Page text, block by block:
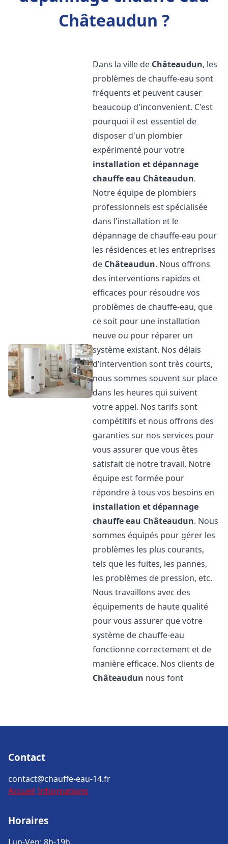
Châteaudun ?
Dans la ville de Châteaudun, les
problèmes de chauffe-eau sont
fréquents et peuvent causer
beaucoup d'inconvenient. C'est
pourquoi il est essentiel de
disposer d'un plombier
expérimenté pour votre
installation et dépannage
chauffe eau Châteaudun.
Notre équipe de plombiers
professionnels est spécialisée
dans l'installation et le
dépannage de chauffe-eau pour
les résidences et les entreprises
de Châteaudun. Nous offrons
des interventions rapides et
efficaces pour résoudre vos
problèmes de chauffe-eau, que
ce soit pour une installation
neuve ou pour réparer un
système existant. Nos délais
d'intervention sont très courts,
nous sommes souvent sur place
dans les heures qui suivent
votre appel. Nos tarifs sont
compétitifs et nous offrons des
garanties sur nos services pour
vous assurer que vous êtes
satisfait de notre travail. Notre
équipe est formée pour
répondre à tous vos besoins en
installation et dépannage
chauffe eau Châteaudun. Nous
sommes équipés pour gérer les
problèmes les plus courants,
tels que les fuites, les pannes,
les problèmes de pression, etc.
Nous travaillons avec des
équipements de haute qualité
pour vous assurer que votre
système de chauffe-eau
fonctionne correctement et de
manière efficace. Nos clients de
Châteaudun nous font
Contact
contact@chauffe-eau-14.fr
Accueil Informations
Horaires